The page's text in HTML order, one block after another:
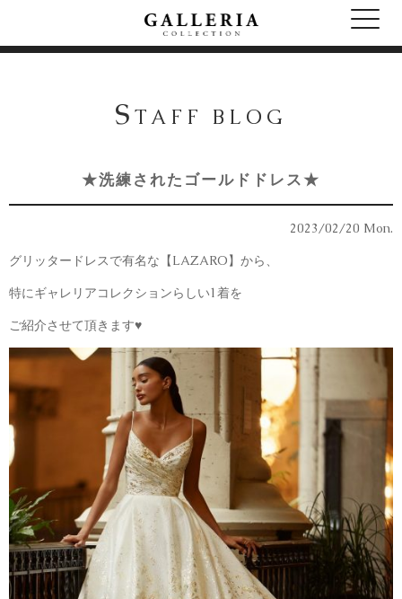
S TAFF BLOG
★洗練されたゴールドドレス★
2023/02/20 Mon.
グリッタードレスで有名な【LAZARO】から、
特にギャレリアコレクションらしい1着を
ご紹介させて頂きます♥